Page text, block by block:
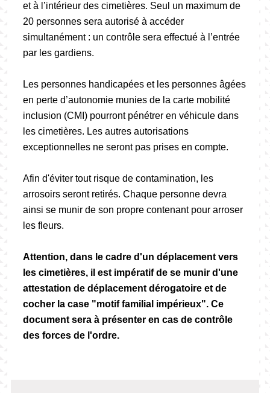
et à l’intérieur des cimetières. Seul un maximum de
20 personnes sera autorisé à accéder
simultanément : un contrôle sera effectué à l’entrée
par les gardiens.
Les personnes handicapées et les personnes âgées
en perte d’autonomie munies de la carte mobilité
inclusion (CMI) pourront pénétrer en véhicule dans
les cimetières. Les autres autorisations
exceptionnelles ne seront pas prises en compte.
Afin d'éviter tout risque de contamination, les
arrosoirs seront retirés. Chaque personne devra
ainsi se munir de son propre contenant pour arroser
les fleurs.
Attention, dans le cadre d'un déplacement vers
les cimetières, il est impératif de se munir d'une
attestation de déplacement dérogatoire et de
cocher la case "motif familial impérieux". Ce
document sera à présenter en cas de contrôle
des forces de l'ordre.